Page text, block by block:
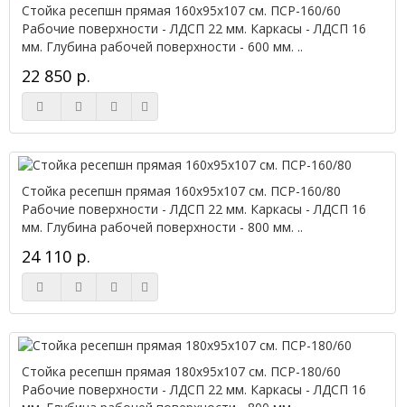
Стойка ресепшн прямая 160х95х107 см. ПСР-160/60
Рабочие поверхности - ЛДСП 22 мм. Каркасы - ЛДСП 16
мм. Глубина рабочей поверхности - 600 мм. ..
22 850 р.
Стойка ресепшн прямая 160х95х107 см. ПСР-160/80
Рабочие поверхности - ЛДСП 22 мм. Каркасы - ЛДСП 16
мм. Глубина рабочей поверхности - 800 мм. ..
24 110 р.
Стойка ресепшн прямая 180х95х107 см. ПСР-180/60
Рабочие поверхности - ЛДСП 22 мм. Каркасы - ЛДСП 16